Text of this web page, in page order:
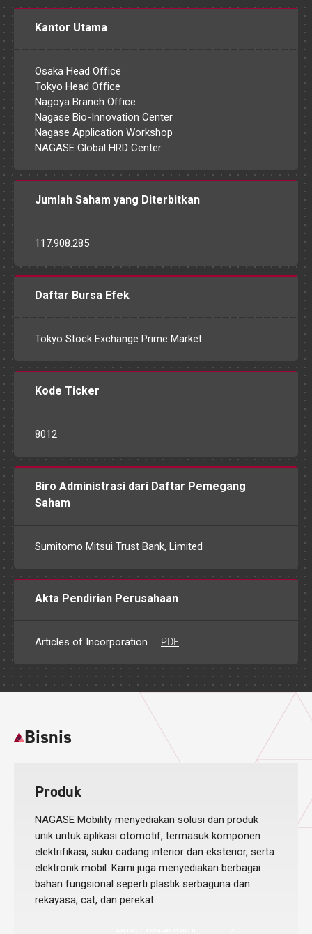
Kantor Utama
Osaka Head Office
Tokyo Head Office
Nagoya Branch Office
Nagase Bio-Innovation Center
Nagase Application Workshop
NAGASE Global HRD Center
Jumlah Saham yang Diterbitkan
117.908.285
Daftar Bursa Efek
Tokyo Stock Exchange Prime Market
Kode Ticker
8012
Biro Administrasi dari Daftar Pemegang
Saham
Sumitomo Mitsui Trust Bank, Limited
Akta Pendirian Perusahaan
Articles of Incorporation PDF
Bisnis
Produk
NAGASE Mobility menyediakan solusi dan produk
unik untuk aplikasi otomotif, termasuk komponen
elektrifikasi, suku cadang interior dan eksterior, serta
elektronik mobil. Kami juga menyediakan berbagai
bahan fungsional seperti plastik serbaguna dan
rekayasa, cat, dan perekat.